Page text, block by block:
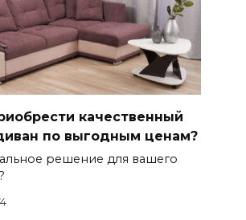
качественный
по выгодным ценам?
решение для вашего